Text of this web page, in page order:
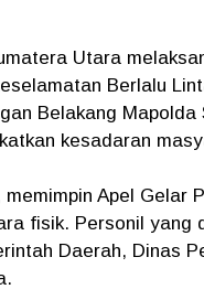
Utara
Berlalu
Belakang Mapolda
kesadaran
Apel Gelar
fisik. Personil
Daerah, Dinas